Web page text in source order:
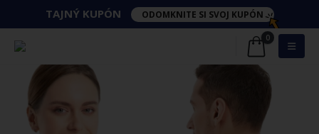
TAJNÝ​ KUPÓN ODOMKNITE SI SVOJ KUPÓN
0